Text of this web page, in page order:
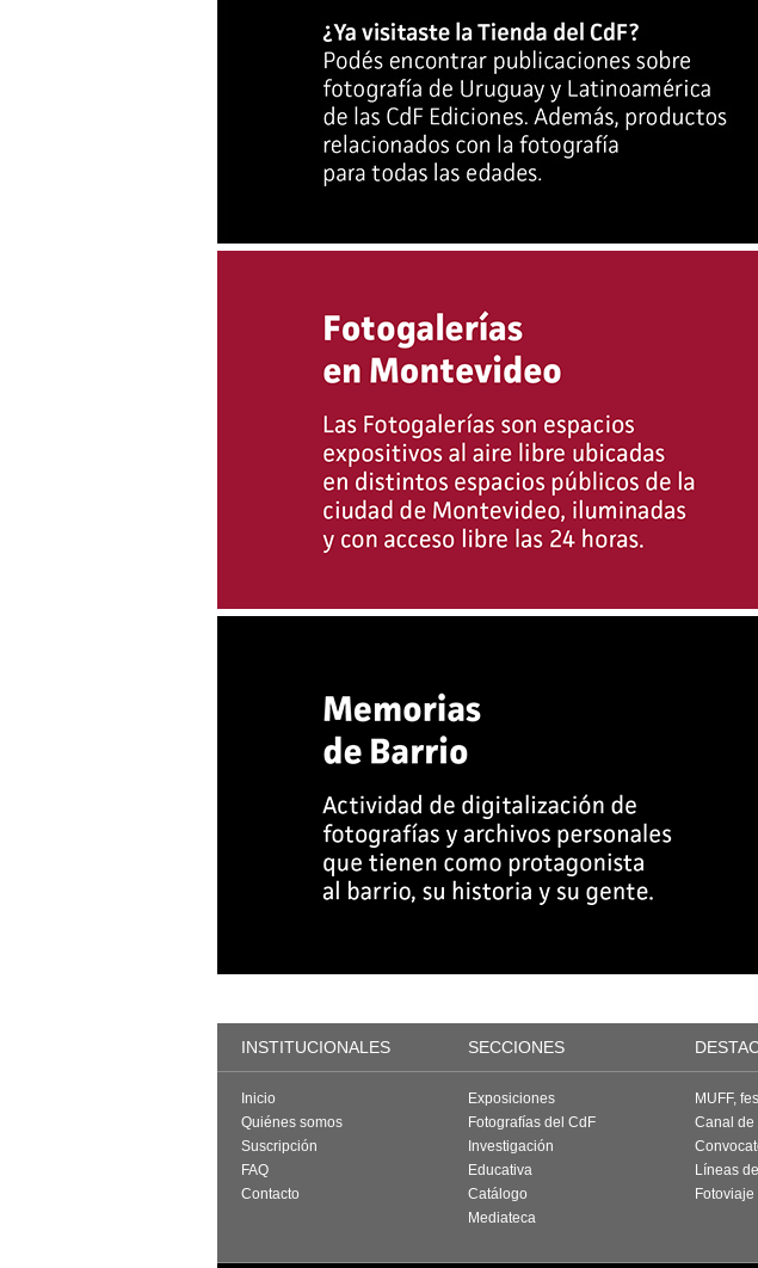
INSTITUCIONALES SECCIONES
Inicio
Quiénes somos
Suscripción
FAQ
Contacto
Exposiciones
Fotografías del CdF
Investigación
Educativa
Catálogo
Mediateca
MUFF,
Canal de
Líneas
Fotoviaje